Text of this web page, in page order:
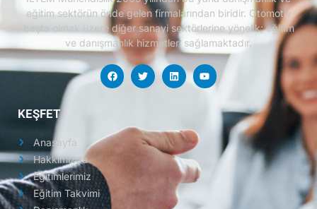
eğitim sektörün önde gelen firmalarından biridir. Otomotiv
başta olmak üzere diğer sanayi sektörlerine yönelik; eğitim
ve danışmanlık hizmetleri sağlamaktadır.
KEŞFET
Anasayfa
Hakkımızda
Eğitimlerimiz
Eğitim Takvimi